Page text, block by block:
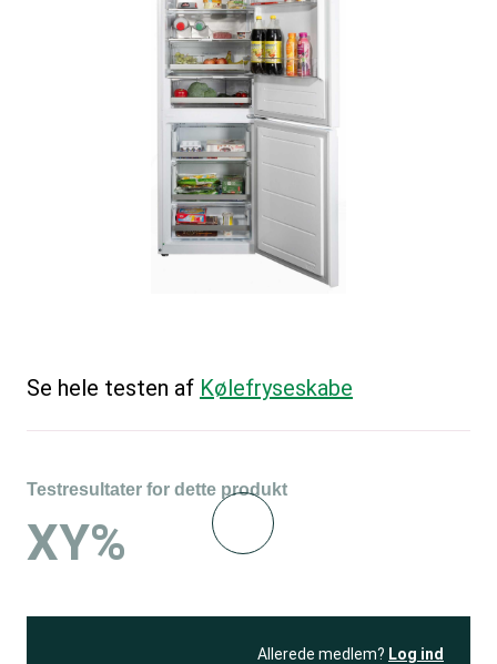
Se hele testen af Kølefryseskabe
Testresultater for dette produkt
XY%
Allerede medlem? Log ind